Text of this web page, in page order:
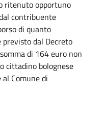
ritenuto opportuno
contribuente
di quanto
dal Decreto
di 164 euro non
cittadino bolognese
Comune di